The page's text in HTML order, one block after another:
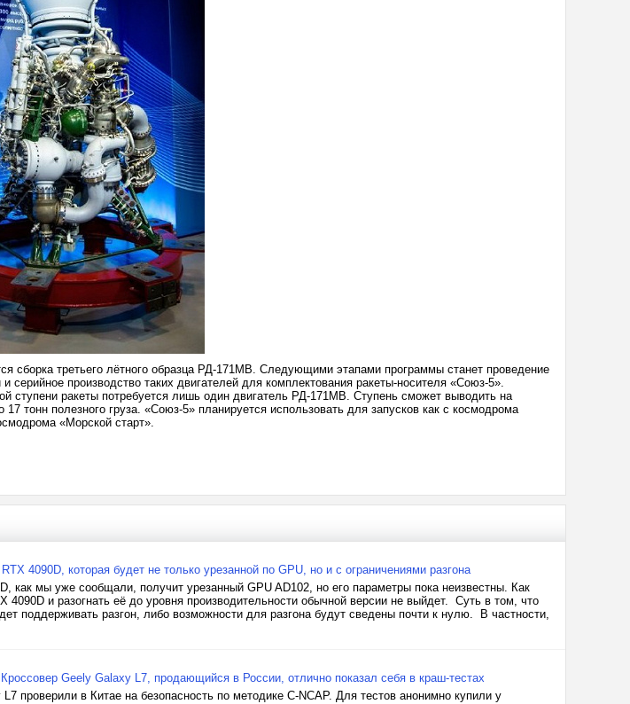
сборка третьего лётного образца РД-171МВ. Следующими этапами программы станет проведение
серийное производство таких двигателей для комплектования ракеты-носителя «Союз-5».
ступени ракеты потребуется лишь один двигатель РД-171МВ. Ступень сможет выводить на
тонн полезного груза. «Союз-5» планируется использовать для запусков как с космодрома
«Морской старт».
4090D, которая будет не только урезанной по GPU, но и с ограничениями разгона
как мы уже сообщали, получит урезанный GPU AD102, но его параметры пока неизвестны. Как
4090D и разогнать её до уровня производительности обычной версии не выйдет. Суть в том, что
поддерживать разгон, либо возможности для разгона будут сведены почти к нулю. В частности,
Geely Galaxy L7, продающийся в России, отлично показал себя в краш-тестах
проверили в Китае на безопасность по методике C-NCAP. Для тестов анонимно купили у